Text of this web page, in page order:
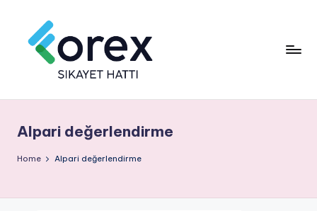
Alpari değerlendirme
Home Alpari değerlendirme